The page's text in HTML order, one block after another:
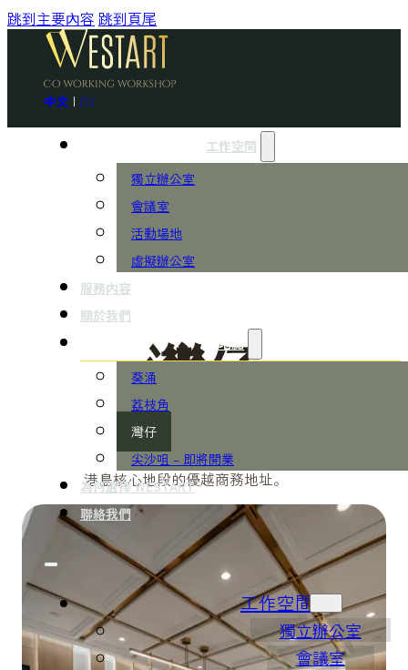
跳到主要內容 跳到頁尾
中文 | EN
工作空間
獨立辦公室
會議室
活動場地
虛擬辦公室
服務內容
關於我們
地點
葵涌
荔枝角
灣仔
尖沙咀 – 即將開業
為何選擇 WESTART
聯絡我們
工作空間
獨立辦公室
會議室
灣仔
港島核心地段的優越商務地址。